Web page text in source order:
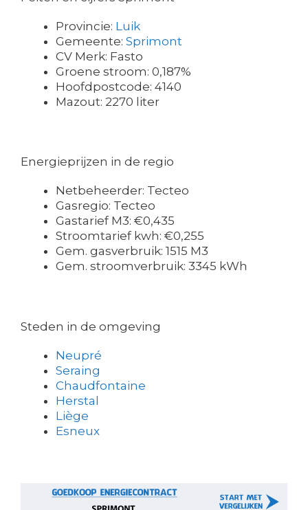
Provincie: Luik
Gemeente: Sprimont
CV Merk: Fasto
Groene stroom: 0,187%
Hoofdpostcode: 4140
Mazout: 2270 liter
Energieprijzen in de regio
Netbeheerder: Tecteo
Gasregio: Tecteo
Gastarief M3: €0,435
Stroomtarief kwh: €0,255
Gem. gasverbruik: 1515 M3
Gem. stroomverbruik: 3345 kWh
Steden in de omgeving
Neupré
Seraing
Chaudfontaine
Herstal
Liège
Esneux